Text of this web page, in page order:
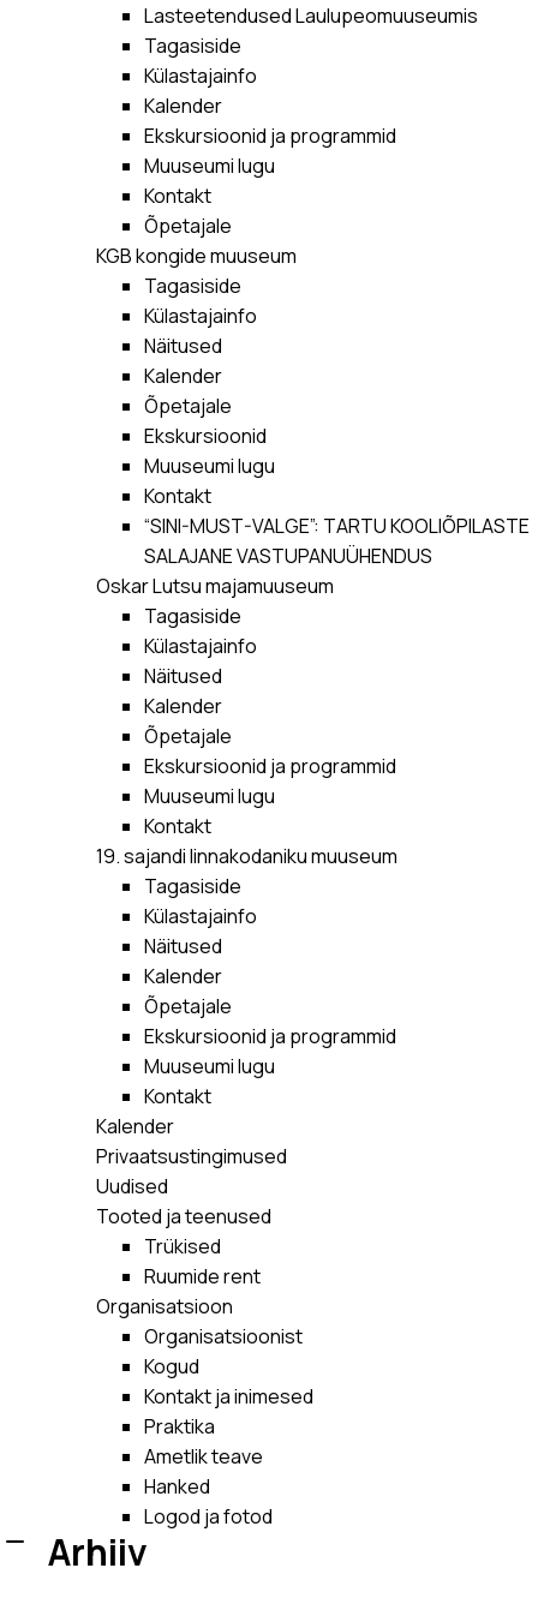
Lasteetendused Laulupeomuuseumis
Tagasiside
Külastajainfo
Kalender
Ekskursioonid ja programmid
Muuseumi lugu
Kontakt
Õpetajale
KGB kongide muuseum
Tagasiside
Külastajainfo
Näitused
Kalender
Õpetajale
Ekskursioonid
Muuseumi lugu
Kontakt
“SINI-MUST-VALGE”: TARTU KOOLIÕPILASTE
SALAJANE VASTUPANUÜHENDUS
Oskar Lutsu majamuuseum
Tagasiside
Külastajainfo
Näitused
Kalender
Õpetajale
Ekskursioonid ja programmid
Muuseumi lugu
Kontakt
19. sajandi linnakodaniku muuseum
Tagasiside
Külastajainfo
Näitused
Kalender
Õpetajale
Ekskursioonid ja programmid
Muuseumi lugu
Kontakt
Kalender
Privaatsustingimused
Uudised
Tooted ja teenused
Trükised
Ruumide rent
Organisatsioon
Organisatsioonist
Kogud
Kontakt ja inimesed
Praktika
Ametlik teave
Hanked
Logod ja fotod
Arhiiv